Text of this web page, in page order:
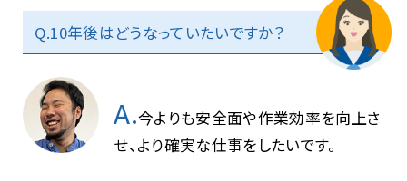
Q.10年後はどうなっていたいですか？
A.今よりも安全面や作業効率を向上さ
せ、より確実な仕事をしたいです。